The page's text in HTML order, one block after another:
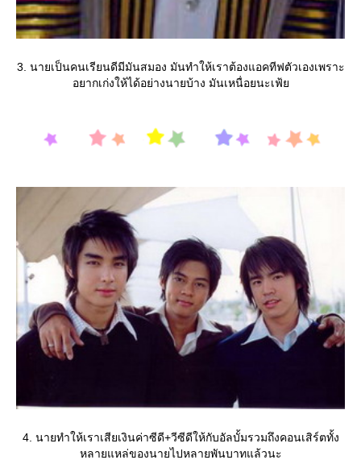
3. นายเป็นคนเรียนดีมีมันสมอง มันทำให้เราต้องแอคทีฟตัวเองเพราะ
อยากเก่งให้ได้อย่างนายบ้าง มันเหนื่อยนะเฟ้
4. นายทำให้เราเสียเงินค่าซีดี+วีซีดีให้กับอัลบั้มรวมถึงคอนเสิร์ตทั้ง
หลายแหล่ของนายไปหลายพันบาทแล้วนะ